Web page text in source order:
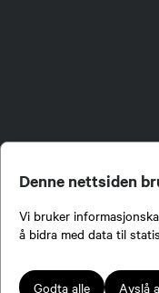
Denne nettsiden
Vi bruker
å bidra med data til
Godta alle Avslå